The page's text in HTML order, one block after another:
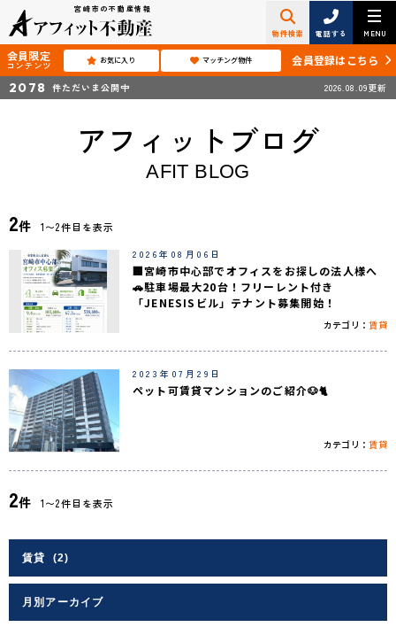
宮崎市の不動産情報
物件検索 電話する MENU
会員限定
コンテンツ お気に入り マッチング物件 会員登録はこちら
2078 件ただいま公開中 2026.08.09更新
アフィットブログ
AFIT BLOG
2件 1〜2件目を表示
2026年08月06日
🏢宮崎市中心部でオフィスをお探しの法人様へ
🚗駐車場最大20台！フリーレント付き
「JENESISビル」テナント募集開始！
カテゴリ：賃貸
2023年07月29日
ペット可賃貸マンションのご紹介🐶🐈
カテゴリ：賃貸
2件 1〜2件目を表示